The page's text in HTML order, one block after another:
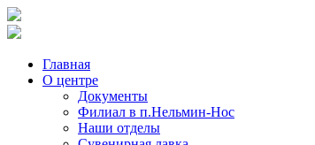
Главная
О центре
Документы
Филиал в п.Нельмин-Нос
Наши отделы